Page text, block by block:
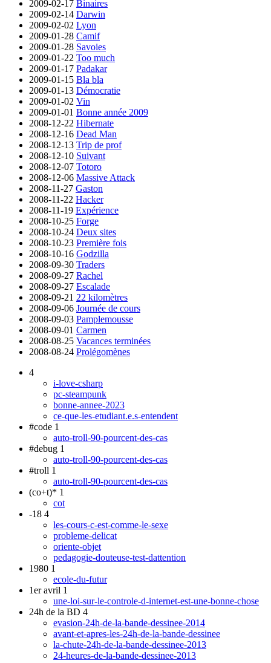
2009-02-17 Binaires
2009-02-14 Darwin
2009-02-02 Lyon
2009-01-28 Camif
2009-01-28 Savoies
2009-01-22 Too much
2009-01-17 Padakar
2009-01-15 Bla bla
2009-01-13 Démocratie
2009-01-02 Vin
2009-01-01 Bonne année 2009
2008-12-22 Hibernate
2008-12-16 Dead Man
2008-12-13 Trip de prof
2008-12-10 Suivant
2008-12-07 Totoro
2008-12-06 Massive Attack
2008-11-27 Gaston
2008-11-22 Hacker
2008-11-19 Expérience
2008-10-25 Forge
2008-10-24 Deux sites
2008-10-23 Première fois
2008-10-16 Godzilla
2008-09-30 Traders
2008-09-27 Rachel
2008-09-27 Escalade
2008-09-21 22 kilomètres
2008-09-06 Journée de cours
2008-09-03 Pamplemousse
2008-09-01 Carmen
2008-08-25 Vacances terminées
2008-08-24 Prolégomènes
4
i-love-csharp
pc-steampunk
bonne-annee-2023
ce-que-les-etudiant.e.s-entendent
#code 1
auto-troll-90-pourcent-des-cas
#debug 1
auto-troll-90-pourcent-des-cas
#troll 1
auto-troll-90-pourcent-des-cas
(co+t)* 1
cot
-18 4
les-cours-c-est-comme-le-sexe
probleme-delicat
oriente-objet
pedagogie-douteuse-test-dattention
1980 1
ecole-du-futur
1er avril 1
une-loi-sur-le-controle-d-internet-est-une-bonne-chose
24h de la BD 4
evasion-24h-de-la-bande-dessinee-2014
avant-et-apres-les-24h-de-la-bande-dessinee
la-chute-24h-de-la-bande-dessinee-2013
24-heures-de-la-bande-dessinee-2013